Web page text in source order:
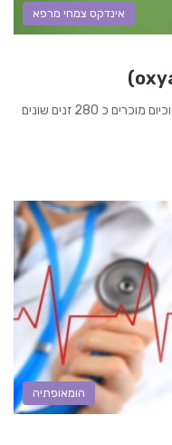
אינדקס צמחי מרפא
מוצא העוזרר מאזורי הים התיכון ומרכז אירופה וכיום מוכרים כ 280 זנים שונים
הומאופתיה